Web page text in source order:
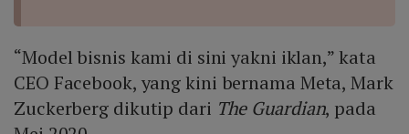
“Model bisnis kami di sini yakni iklan,” kata
CEO Facebook, yang kini bernama Meta, Mark
Zuckerberg dikutip dari The Guardian, pada